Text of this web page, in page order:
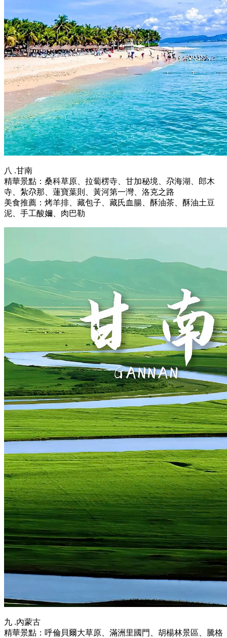
八 .甘南
精華景點：桑科草原、拉蔔楞寺、甘加秘境、尕海湖、郎木
寺、紮尕那、蓮寶葉則、黃河第一灣、洛克之路
美食推薦：烤羊排、藏包子、藏氏血腸、酥油茶、酥油土豆
泥、手工酸嬭、肉巴勒
九 .內蒙古
精華景點：呼倫貝爾大草原、滿洲里國門、胡楊林景區、騰格